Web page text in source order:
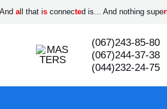
all that isconnected is... And nothing super
(067)243-85-80
(067)244-37-38
(044)232-24-75